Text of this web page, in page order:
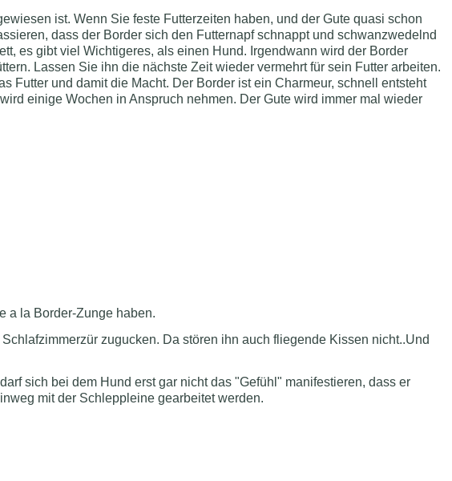
ist. Wenn Sie feste Futterzeiten haben, und der Gute quasi schon
dass der Border sich den Futternapf schnappt und schwanzwedelnd
es gibt viel Wichtigeres, als einen Hund. Irgendwann wird der Border
Lassen Sie ihn die nächste Zeit wieder vermehrt für sein Futter arbeiten.
Futter und damit die Macht. Der Border ist ein Charmeur, schnell entsteht
einige Wochen in Anspruch nehmen. Der Gute wird immer mal wieder
a la Border-Zunge haben.
zugucken. Da stören ihn auch fliegende Kissen nicht..Und
sich bei dem Hund erst gar nicht das "Gefühl" manifestieren, dass er
mit der Schleppleine gearbeitet werden.